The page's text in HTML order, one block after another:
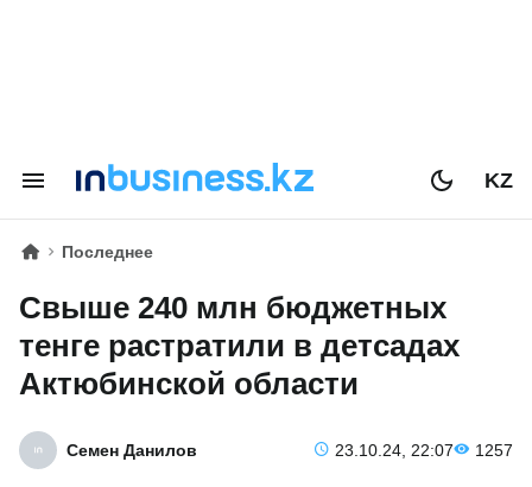
KZ
Последнее
Свыше 240 млн бюджетных
тенге растратили в детсадах
Актюбинской области
Семен Данилов 23.10.24, 22:07 1257